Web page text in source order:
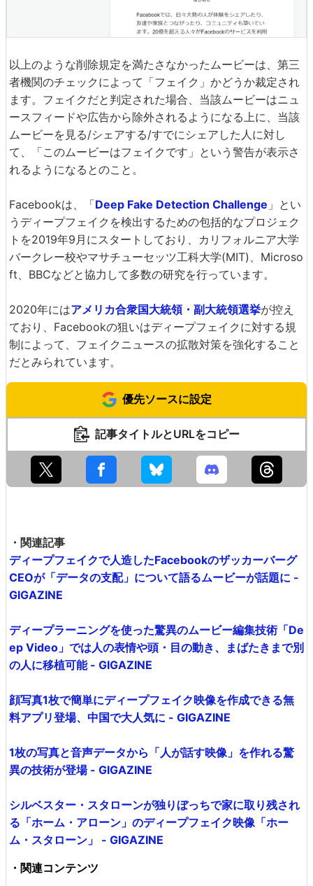
以上のような削除規定を満たさなかったムービーは、第三
者機関のチェックによって「フェイク」かどうか裁定され
ます。フェイクだと判定された場合、当該ムービーはニュ
ースフィードや広告から除外されるようになる上に、当該
ムービーを見る/シェアする/すでにシェアした人に対し
て、「このムービーはフェイクです」という警告が表示さ
れるようになるとのこと。
Facebookは、「Deep Fake Detection Challenge 」とい
うディープフェイクを検出するための包括的なプロジェク
トを2019年9月にスタートしており、カリフォルニア大学
バークレー校やマサチューセッツ工科大学(MIT)、Microso
ft、BBCなどと協力して多数の研究を行っています。
2020年にはアメリカ合衆国大統領・副大統領選挙が控え
ており、Facebookの狙いはディープフェイクに対する規
制によって、フェイクニュースの拡散対策を強化すること
だとみられています。
優先ソースに設定
記事タイトルとURLをコピー
・関連記事
ディープフェイクで人造したFacebookのザッカーバーグ
CEOが「データの支配」について語るムービーが話題に -
GIGAZINE
ディープラーニングを使った驚異のムービー編集技術「De
ep Video」では人の表情や頭・目の動き、まばたきまで別
の人に移植可能 - GIGAZINE
顔写真1枚で簡単にディープフェイク映像を作成できる無
料アプリ登場、中国で大人気に - GIGAZINE
1枚の写真と音声データから「人が話す映像」を作れる驚
異の技術が登場 - GIGAZINE
シルベスター・スタローンが独りぼっちで家に取り残され
る「ホーム・アローン」のディープフェイク映像「ホー
ム・スタローン」 - GIGAZINE
・関連コンテンツ